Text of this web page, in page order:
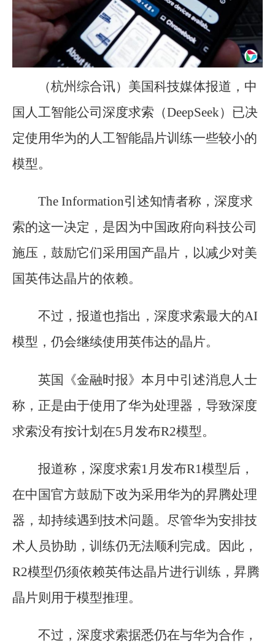
（杭州综合讯）美国科技媒体报道，中
国人工智能公司深度求索（DeepSeek）已决
定使用华为的人工智能晶片训练一些较小的
模型。
The Information引述知情者称，深度求
索的这一决定，是因为中国政府向科技公司
施压，鼓励它们采用国产晶片，以减少对美
国英伟达晶片的依赖。
不过，报道也指出，深度求索最大的AI
模型，仍会继续使用英伟达的晶片。
英国《金融时报》本月中引述消息人士
称，正是由于使用了华为处理器，导致深度
求索没有按计划在5月发布R2模型。
报道称，深度求索1月发布R1模型后，
在中国官方鼓励下改为采用华为的昇腾处理
器，却持续遇到技术问题。尽管华为安排技
术人员协助，训练仍无法顺利完成。因此，
R2模型仍须依赖英伟达晶片进行训练，昇腾
晶片则用于模型推理。
不过，深度求索据悉仍在与华为合作，